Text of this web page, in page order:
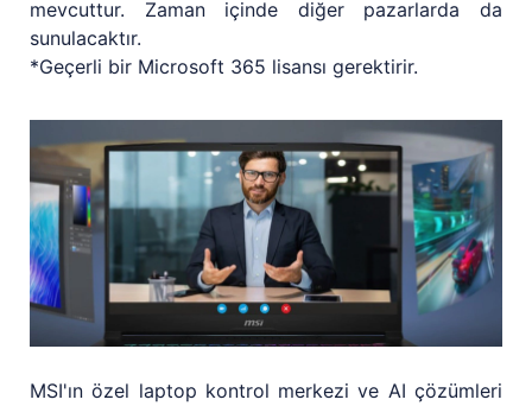
mevcuttur. Zaman içinde diğer pazarlarda da
sunulacaktır.
*Geçerli bir Microsoft 365 lisansı gerektirir.
MSI'ın özel laptop kontrol merkezi ve AI çözümleri